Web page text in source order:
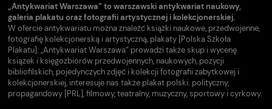
„Antykwariat Warszawa” to warszawski antykwariat naukowy,
galeria plakatu oraz fotografii artystycznej i kolekcjonerskiej.
W ofercie antykwariatu można znaleźć książki naukowe, przedwojenne,
fotografię kolekcjonerską i artystyczną, plakaty [Polska Szkoła
Plakatu]. „Antykwariat Warszawa” prowadzi także skup i wycenę
książek i księgozbiorów przedwojennych, naukowych, pozycji
bibliofilskich, pojedynczych zdjęć i kolekcji fotografii zabytkowej i
kolekcjonerskiej, interesuje nas także plakat polski: polityczny,
propagandowy [PRL], filmowy, teatralny, muzyczny, sportowy i cyrkowy.